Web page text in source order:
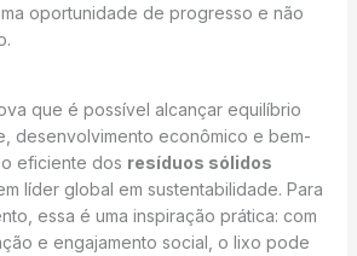
oportunidade de progresso e não
que é possível alcançar equilíbrio
desenvolvimento econômico e bem-
eficiente dos resíduos sólidos
líder global em sustentabilidade. Para
essa é uma inspiração prática: com
e engajamento social, o lixo pode